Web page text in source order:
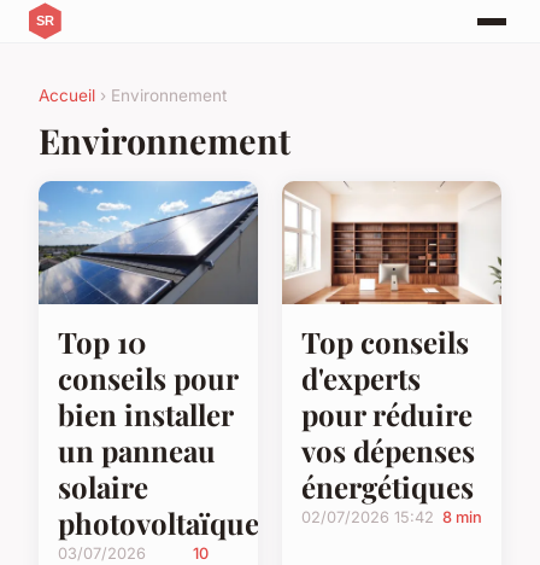
Accueil › Environnement
Environnement
Top 10
conseils pour
bien installer
un panneau
solaire
photovoltaïque
03/07/2026
10
Top conseils
d'experts
pour réduire
vos dépenses
énergétiques
02/07/2026 15:42 8 min